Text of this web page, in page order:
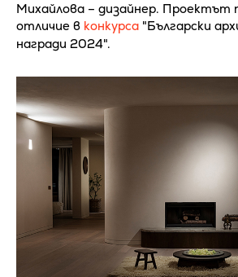
Михайлова – дизайнер. Проектът
отличие в конкурса "Български
награди 2024".